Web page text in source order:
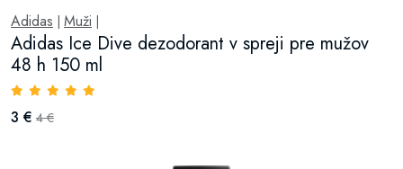
Adidas Muži
Adidas Ice Dive dezodorant v spreji pre mužov
48 h 150 ml
3 € 4 €